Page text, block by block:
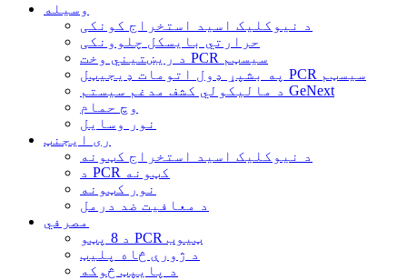
وسیله
د نیوکلیک اسید استخراج کونکی
حرارتي بایسکل چلوونکی
د ریښتیني وخت PCR سیسټم
په بشپړ ډول اتومات ډیجیټل PCR سیسټم
د مالیکولي کشف مدغم سیستم GeNext
وچ حمام
نور وسایل
ری ایجنټ
د نیوکلیک اسید استخراج کټونه
د PCR کټونه
نور کټونه
د معافیت ضد درمل
مصرفي
د 8 پټو PCR ټیوب
د ژورې څاه پلیټ
د پایپټ څوکه